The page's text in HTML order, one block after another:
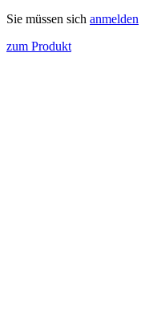
Sie müssen sich anmelden
zum Produkt